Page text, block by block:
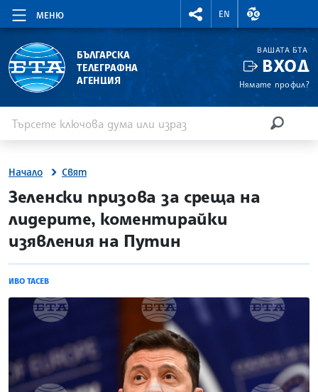
МЕНЮ
RIGHTMENU.SOCIAL
EN
ВАЛУТНИ
БЪЛГАРСКА
ТЕЛЕГРАФНА
АГЕНЦИЯ
ВАШАТА БТА
ВХОД
Нямате профил?
Начало Свят
site.bta
Зеленски призова за среща на
лидерите, коментирайки
изявления на Путин
ИВО ТАСЕВ